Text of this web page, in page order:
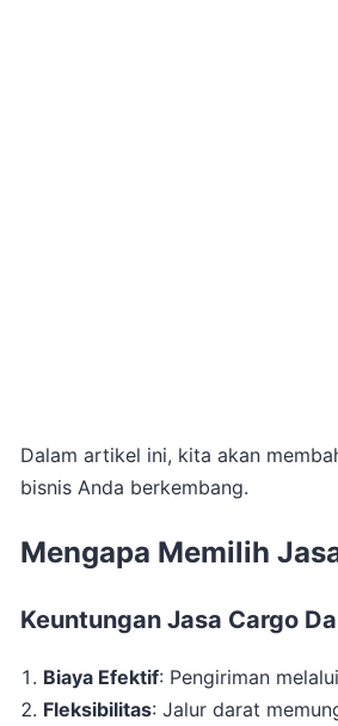
Dalam artikel ini, kita akan
bisnis Anda berkembang.
Mengapa Memilih
Keuntungan Jasa Cargo
Biaya Efektif: Pengiriman
Fleksibilitas: Jalur darat